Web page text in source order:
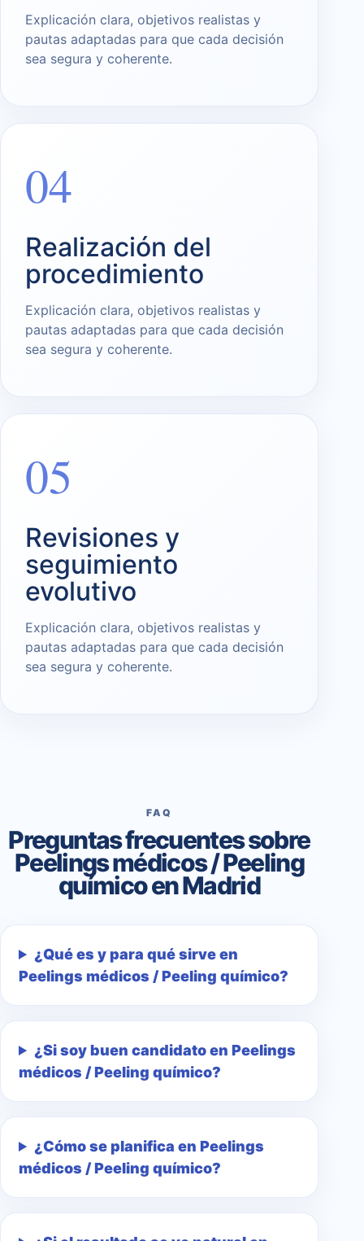
Explicación clara, objetivos realistas y
pautas adaptadas para que cada decisión
sea segura y coherente.
04
Realización del
procedimiento
Explicación clara, objetivos realistas y
pautas adaptadas para que cada decisión
sea segura y coherente.
05
Revisiones y
seguimiento
evolutivo
Explicación clara, objetivos realistas y
pautas adaptadas para que cada decisión
sea segura y coherente.
FAQ
Preguntas frecuentes sobre
Peelings médicos / Peeling
químico en Madrid
¿Qué es y para qué sirve en
Peelings médicos / Peeling químico?
¿Si soy buen candidato en Peelings
médicos / Peeling químico?
¿Cómo se planifica en Peelings
médicos / Peeling químico?